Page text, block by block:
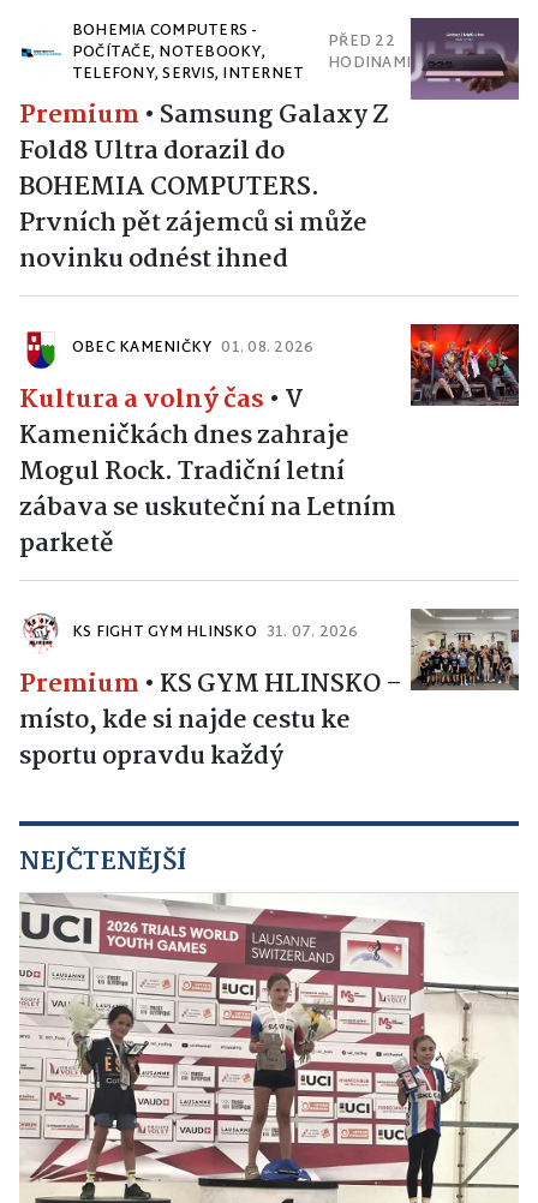
BOHEMIA COMPUTERS -
POČÍTAČE, NOTEBOOKY,
TELEFONY, SERVIS, INTERNET
PŘED 22
HODINAMI
Premium • Samsung Galaxy Z
Fold8 Ultra dorazil do
BOHEMIA COMPUTERS.
Prvních pět zájemců si může
novinku odnést ihned
OBEC KAMENIČKY 01. 08. 2026
Kultura a volný čas • V
Kameničkách dnes zahraje
Mogul Rock. Tradiční letní
zábava se uskuteční na Letním
parketě
KS FIGHT GYM HLINSKO 31. 07. 2026
Premium • KS GYM HLINSKO –
místo, kde si najde cestu ke
sportu opravdu každý
NEJČTENĚJŠÍ